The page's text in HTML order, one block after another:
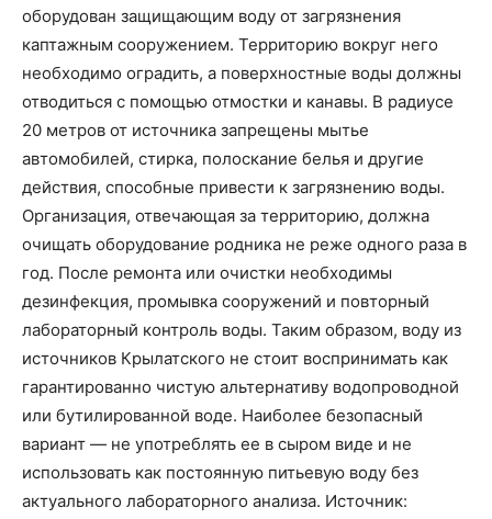
оборудован защищающим воду от загрязнения
каптажным сооружением. Территорию вокруг него
необходимо оградить, а поверхностные воды должны
отводиться с помощью отмостки и канавы. В радиусе
20 метров от источника запрещены мытье
автомобилей, стирка, полоскание белья и другие
действия, способные привести к загрязнению воды.
Организация, отвечающая за территорию, должна
очищать оборудование родника не реже одного раза в
год. После ремонта или очистки необходимы
дезинфекция, промывка сооружений и повторный
лабораторный контроль воды. Таким образом, воду из
источников Крылатского не стоит воспринимать как
гарантированно чистую альтернативу водопроводной
или бутилированной воде. Наиболее безопасный
вариант — не употреблять ее в сыром виде и не
использовать как постоянную питьевую воду без
актуального лабораторного анализа. Источник: